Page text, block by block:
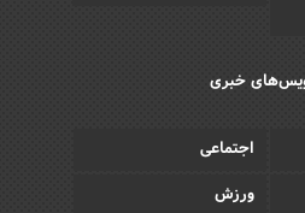
خبری
اجتماعی
ورزش